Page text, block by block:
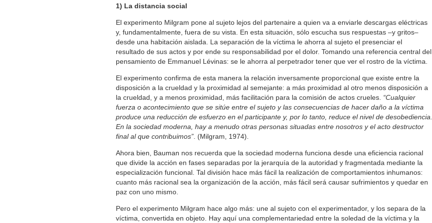
1) La distancia social
El experimento Milgram pone al sujeto lejos del partenaire a quien va a enviarle descargas eléctricas
y, fundamentalmente, fuera de su vista. En esta situación, sólo escucha sus respuestas –y gritos–
desde una habitación aislada. La separación de la víctima le ahorra al sujeto el presenciar el
resultado de sus actos y por ende su responsabilidad por el dolor. Tomando una referencia central del
pensamiento de Emmanuel Lévinas: se le ahorra al perpetrador tener que ver el rostro de la víctima.
El experimento confirma de esta manera la relación inversamente proporcional que existe entre la
disposición a la crueldad y la proximidad al semejante: a más proximidad al otro menos disposición a
la crueldad, y a menos proximidad, más facilitación para la comisión de actos crueles. “Cualquier
fuerza o acontecimiento que se sitúe entre el sujeto y las consecuencias de hacer daño a la víctima
produce una reducción de esfuerzo en el participante y, por lo tanto, reduce el nivel de desobediencia.
En la sociedad moderna, hay a menudo otras personas situadas entre nosotros y el acto destructor
final al que contribuimos” . (Milgram, 1974).
Ahora bien, Bauman nos recuerda que la sociedad moderna funciona desde una eficiencia racional
que divide la acción en fases separadas por la jerarquía de la autoridad y fragmentada mediante la
especialización funcional. Tal división hace más fácil la realización de comportamientos inhumanos:
cuanto más racional sea la organización de la acción, más fácil será causar sufrimientos y quedar en
paz con uno mismo.
Pero el experimento Milgram hace algo más: une al sujeto con el experimentador, y los separa de la
víctima, convertida en objeto. Hay aquí una complementariedad entre la soledad de la víctima y la